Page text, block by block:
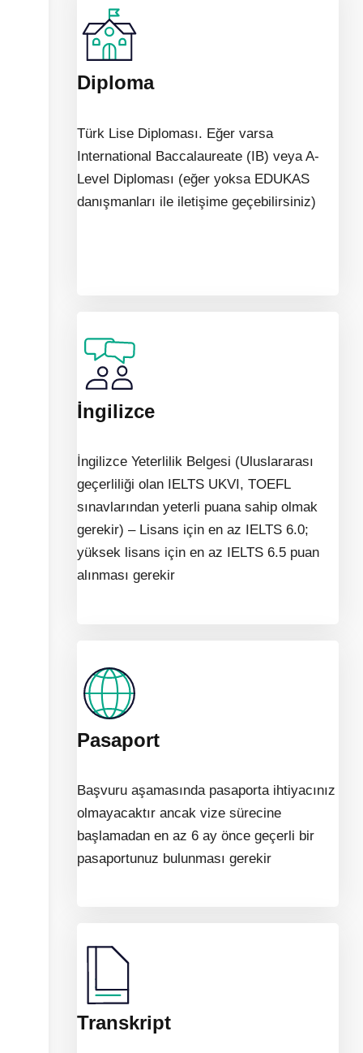
Diploma
Türk Lise Diploması. Eğer varsa
International Baccalaureate (IB) veya A-
Level Diploması (eğer yoksa EDUKAS
danışmanları ile iletişime geçebilirsiniz)
İngilizce
İngilizce Yeterlilik Belgesi (Uluslararası
geçerliliği olan IELTS UKVI, TOEFL
sınavlarından yeterli puana sahip olmak
gerekir) – Lisans için en az IELTS 6.0;
yüksek lisans için en az IELTS 6.5 puan
alınması gerekir
Pasaport
Başvuru aşamasında pasaporta ihtiyacınız
olmayacaktır ancak vize sürecine
başlamadan en az 6 ay önce geçerli bir
pasaportunuz bulunması gerekir
Transkript